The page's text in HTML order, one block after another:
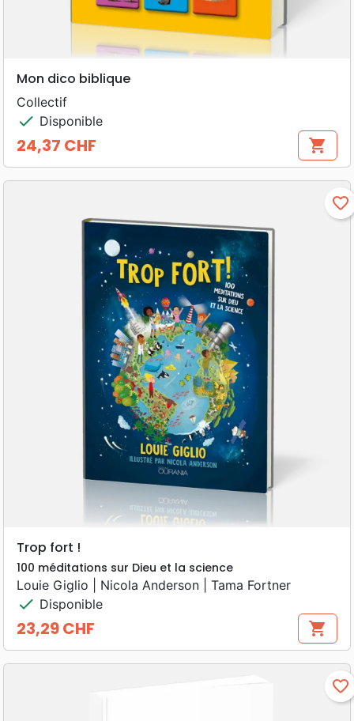
Mon dico biblique
Collectif
check Disponible
Prix
24,37 CHF shopping_cart
favorite_border
Trop fort !
100 méditations sur Dieu et la science
Louie Giglio | Nicola Anderson | Tama Fortner
check Disponible
Prix
23,29 CHF shopping_cart
favorite_border